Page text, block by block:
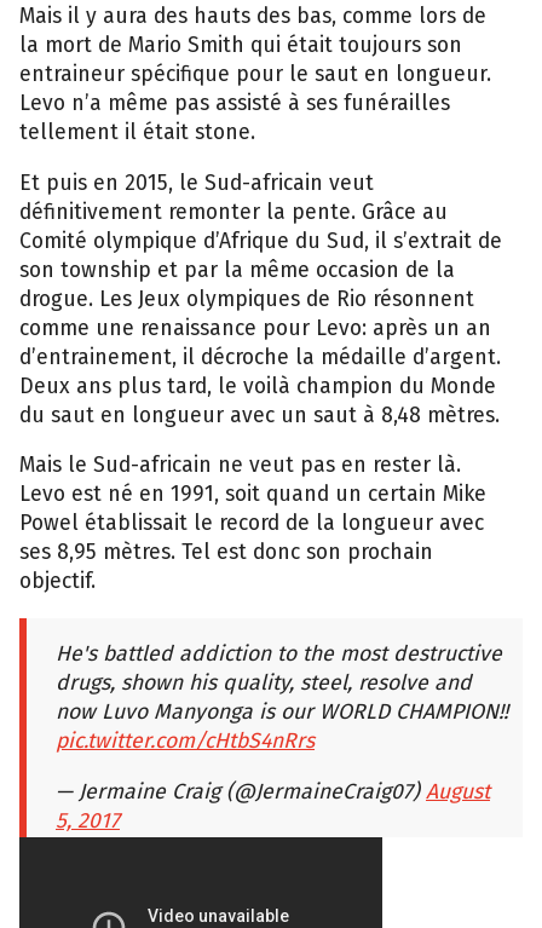
Mais il y aura des hauts des bas, comme lors de
la mort de Mario Smith qui était toujours son
entraineur spécifique pour le saut en longueur.
Levo n’a même pas assisté à ses funérailles
tellement il était stone.
Et puis en 2015, le Sud-africain veut
définitivement remonter la pente. Grâce au
Comité olympique d’Afrique du Sud, il s’extrait de
son township et par la même occasion de la
drogue. Les Jeux olympiques de Rio résonnent
comme une renaissance pour Levo: après un an
d’entrainement, il décroche la médaille d’argent.
Deux ans plus tard, le voilà champion du Monde
du saut en longueur avec un saut à 8,48 mètres.
Mais le Sud-africain ne veut pas en rester là.
Levo est né en 1991, soit quand un certain Mike
Powel établissait le record de la longueur avec
ses 8,95 mètres. Tel est donc son prochain
objectif.
He's battled addiction to the most destructive
drugs, shown his quality, steel, resolve and
now Luvo Manyonga is our WORLD CHAMPION!!
pic.twitter.com/cHtbS4nRrs
— Jermaine Craig (@JermaineCraig07) August
5, 2017